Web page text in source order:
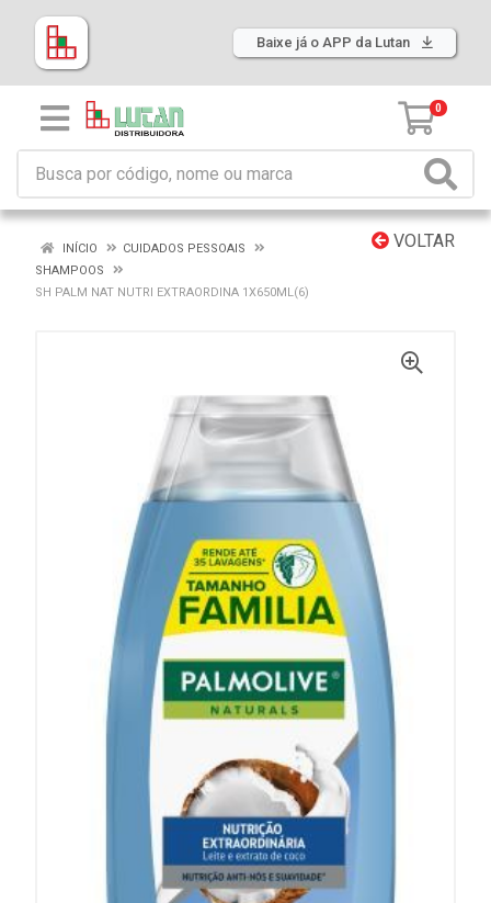
Baixe já o APP da Lutan
0
VOLTAR
INÍCIO
CUIDADOS PESSOAIS
SHAMPOOS
SH PALM NAT NUTRI EXTRAORDINA 1X650ML(6)